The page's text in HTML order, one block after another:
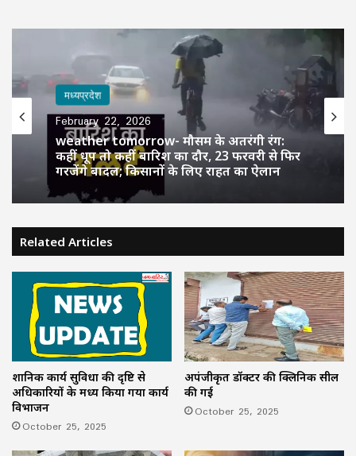
मध्यप्रदेश
February 22, 2026
weather tomorrow- मौसम के अतरंगी रंग:
कहीं धूप तो कहीं बारिश का दौर, 23 फरवरी से फिर
गरजेंगे बादल; किसानों के लिए राहत का ऐलान
Related Articles
प्रशानिक कार्य सुविधा की दृष्टि से
अधिकारियों के मध्य किया गया कार्य
विभाजन
October 25, 2025
अपंजीकृत डॉक्टर की क्लिनिक सील
की गई
October 25, 2025